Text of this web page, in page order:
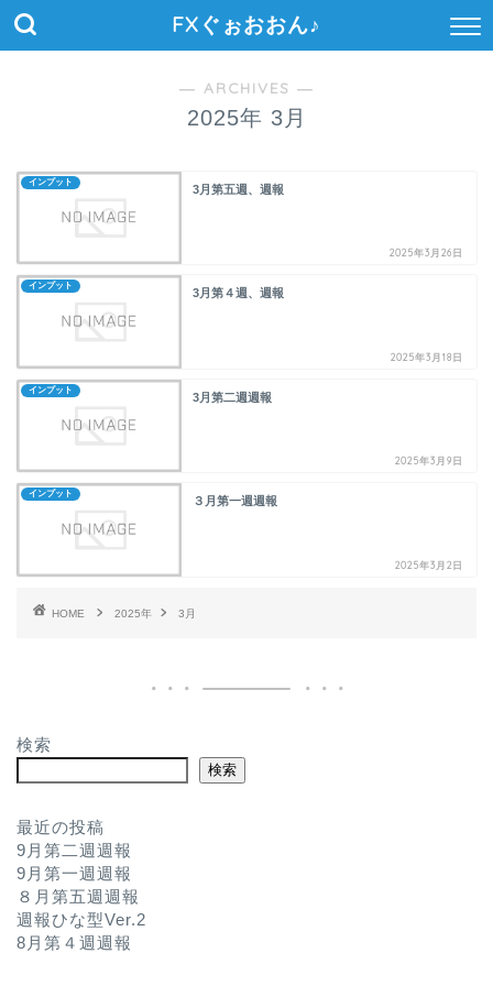
FXぐぉおおん♪
― ARCHIVES ―
2025年 3月
インプット
3月第五週、週報
2025年3月26日
インプット
3月第４週、週報
2025年3月18日
インプット
3月第二週週報
2025年3月9日
インプット
３月第一週週報
2025年3月2日
HOME 2025年 3月
検索
検索
最近の投稿
9月第二週週報
9月第一週週報
８月第五週週報
週報ひな型Ver.2
8月第４週週報